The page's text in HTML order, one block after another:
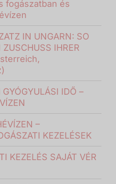
fogászatban és
IN UNGARN: SO
ZUSCHUSS IHRER
IDŐ –
–
KEZELÉSEK
KEZELÉS SAJÁT VÉR